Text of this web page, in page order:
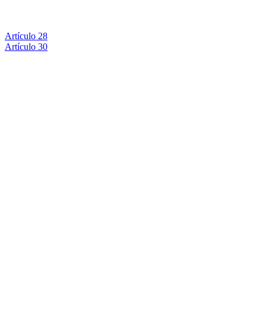
Artículo 28
Artículo 30